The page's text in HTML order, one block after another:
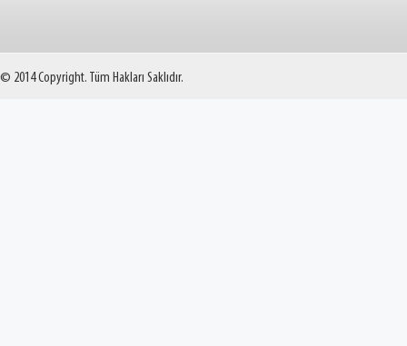
© 2014 Copyright. Tüm Hakları Saklıdır.